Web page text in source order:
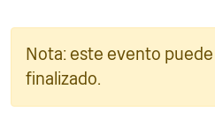
Nota: este evento
finalizado.